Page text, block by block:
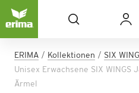
ERIMA Kollektionen
SIX
Unisex Erwachsene SIX WINGS
Ärmel